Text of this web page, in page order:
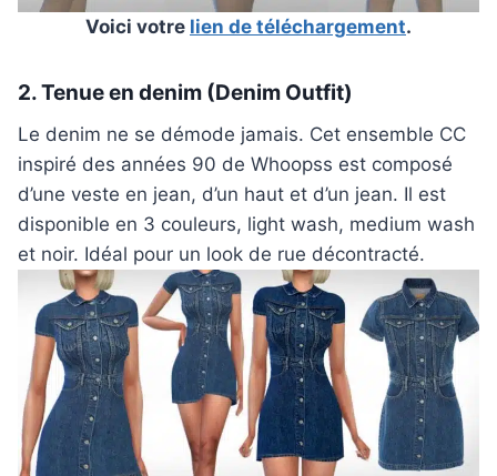
Voici votre lien de téléchargement.
2. Tenue en denim (Denim Outfit)
Le denim ne se démode jamais. Cet ensemble CC
inspiré des années 90 de Whoopss est composé
d’une veste en jean, d’un haut et d’un jean. Il est
disponible en 3 couleurs, light wash, medium wash
et noir. Idéal pour un look de rue décontracté.